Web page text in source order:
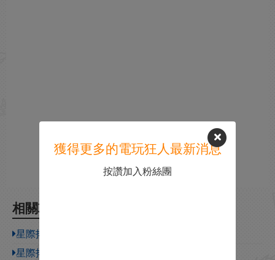
相關攻略
星際拓荒全星球線索一覽
星際拓荒身體暴露在太空中怎麽辦
獲得更多的電玩狂人最新消息
按讚加入粉絲團